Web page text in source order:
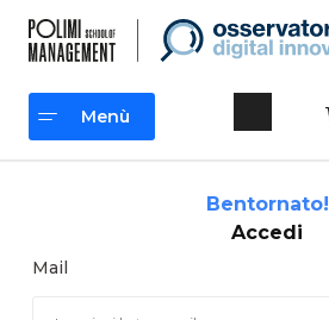
contenuto
Menù
Bentornato!
Accedi
Mail